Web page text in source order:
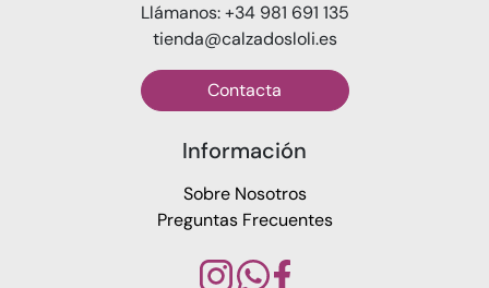
Llámanos: +34 981 691 135
tienda@calzadosloli.es
Contacta
Información
Sobre Nosotros
Preguntas Frecuentes